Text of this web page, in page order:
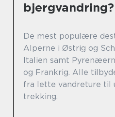
bjergvandring?
De mest populære
Alperne i Østrig og
Italien samt
og Frankrig. Alle
fra lette vandreture til
trekking.